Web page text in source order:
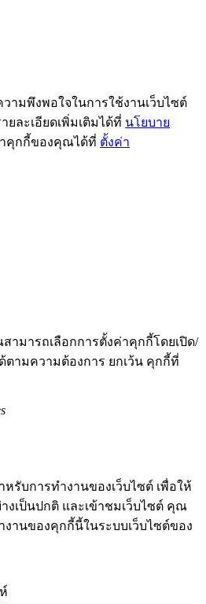
ามพึงพอใจในการใช้งานเว็บไซต์
ละเอียดเพิ่มเติมได้ที่ นโยบาย
คุกกี้ของคุณได้ที่ ตั้งค่า
ามารถเลือกการตั้งค่าคุกกี้โดยเปิด/
ตามความต้องการ ยกเว้น คุกกี้ที่
รับการทำงานของเว็บไซต์ เพื่อให้
งเป็นปกติ และเข้าชมเว็บไซต์ คุณ
านของคุกกี้นี้ในระบบเว็บไซต์ของ